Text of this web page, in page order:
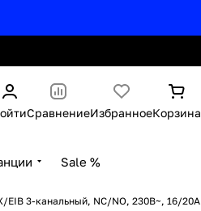
СравнениеИзбранноеКорзина
Sale %
EIB 3-канальный, NC/NO, 230В~, 16/20A